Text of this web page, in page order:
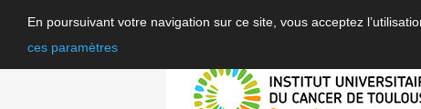
En poursuivant votre navigation sur ce site, vous acceptez
ces paramètres